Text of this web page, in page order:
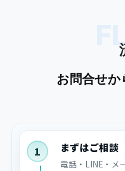
お問合せか
1 まずはご相談
電話・LINE・メ